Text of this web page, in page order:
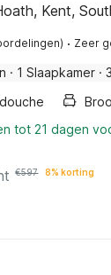
Kent,
· Zeer
· 1 Slaapkamer ·
douche
tot 21 dagen
€597 8% korting